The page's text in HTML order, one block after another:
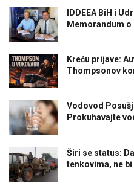
IDDEEA BiH i
Memorandum
Kreću prijave:
Thompsonov
Vodovod
Prokuhavajte
Širi se status:
tenkovima, ne